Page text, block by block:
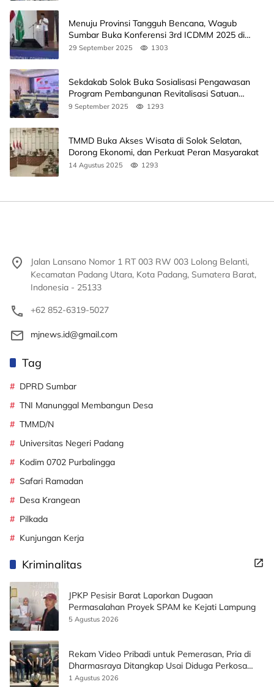
Menuju Provinsi Tangguh Bencana, Wagub
Sumbar Buka Konferensi 3rd ICDMM 2025 di
Unand
29 September 2025 1303
Sekdakab Solok Buka Sosialisasi Pengawasan
Program Pembangunan Revitalisasi Satuan
Pendidikan
9 September 2025 1293
TMMD Buka Akses Wisata di Solok Selatan,
Dorong Ekonomi, dan Perkuat Peran Masyarakat
14 Agustus 2025 1293
Jalan Lansano Nomor 1 RT 003 RW 003 Lolong Belanti,
Kecamatan Padang Utara, Kota Padang, Sumatera Barat,
Indonesia - 25133
+62 852-6319-5027
mjnews.id@gmail.com
Tag
DPRD Sumbar
TNI Manunggal Membangun Desa
TMMD/N
Universitas Negeri Padang
Kodim 0702 Purbalingga
Safari Ramadan
Desa Krangean
Pilkada
Kunjungan Kerja
Kriminalitas
JPKP Pesisir Barat Laporkan Dugaan
Permasalahan Proyek SPAM ke Kejati Lampung
5 Agustus 2026
Rekam Video Pribadi untuk Pemerasan, Pria di
Dharmasraya Ditangkap Usai Diduga Perkosa
Korban
1 Agustus 2026